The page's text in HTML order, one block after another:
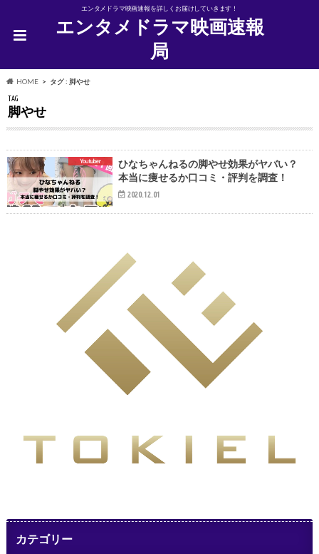
エンタメドラマ映画速報を詳しくお届けしていきます！
エンタメドラマ映画速報
局
HOME タグ : 脚やせ
TAG
脚やせ
Youtuber
ひなちゃんねるの脚やせ効果がヤバい？
本当に痩せるか口コミ・評判を調査！
2020.12.01
カテゴリー